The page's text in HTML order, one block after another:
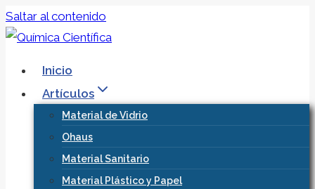
Saltar al contenido
Inicio
Artículos
Material de Vidrio
Ohaus
Material Sanitario
Material Plástico y Papel